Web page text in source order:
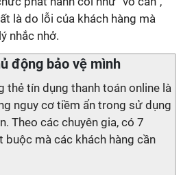
là do lỗi của khách hàng mà
nhắc nhở.
động bảo vệ mình
thẻ tín dụng thanh toán online là
nguy cơ tiềm ẩn trong sử dụng
Theo các chuyên gia, có 7
buộc mà các khách hàng cần